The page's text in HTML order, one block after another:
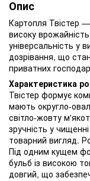
Опис
Картопля Твістер
високу
універсальність у
дозрівання, що
приватних
Характеристика
Твістер формує
мають округло-
світло-жовту
зручність у
товарний вигляд.
Під одним кущем
бульб із високою
довгий, що